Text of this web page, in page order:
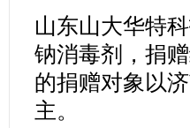
山东山大华特
钠消毒剂，捐
的捐赠对象以
主。